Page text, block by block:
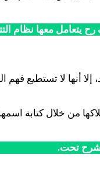
معها نظام
أنها لا تستطيع فهم
من خلال كتابة
تحت.